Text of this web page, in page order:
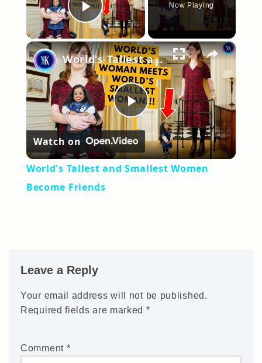
Play Video
Now Playing
×
Play
Video
World's Tallest and Smallest Women Become Friends
Watch on
World's Tallest and Smallest Women
Become Friends
Leave a Reply
Your email address will not be published.
Required fields are marked *
Comment *